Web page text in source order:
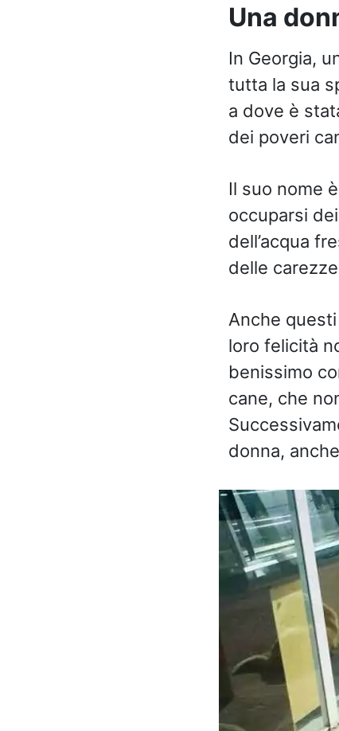
Una
In Georgia,
tutta la sua
a dove è
dei poveri
Il suo nome
occuparsi
dell’acqua
delle
Anche
loro felicità
benissimo
cane, che
donna,